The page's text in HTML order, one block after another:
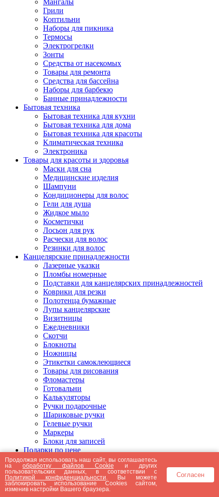
Мангалы
Грили
Коптильни
Наборы для пикника
Термосы
Электрогрелки
Зонты
Средства от насекомых
Товары для ремонта
Средства для бассейна
Наборы для барбекю
Банные принадлежности
Бытовая техника
Бытовая техника для кухни
Бытовая техника для дома
Бытовая техника для красоты
Климатическая техника
Электроника
Товары для красоты и здоровья
Маски для сна
Медицинские изделия
Шампуни
Кондиционеры для волос
Гели для душа
Жидкое мыло
Косметички
Лосьон для рук
Расчески для волос
Резинки для волос
Канцелярские принадлежности
Лазерные указки
Пломбы номерные
Подставки для канцелярских принадлежностей
Коврики для резки
Полотенца бумажные
Лупы канцелярские
Визитницы
Ежедневники
Скотчи
Блокноты
Ножницы
Этикетки самоклеющиеся
Товары для рисования
Фломастеры
Готовальни
Калькуляторы
Ручки подарочные
Шариковые ручки
Гелевые ручки
Маркеры
Блоки для записей
Подарки по цене
Подарки от 5000 рублей
Подарки до 5000 рублей
Подарки до 3000 рублей
Подарки до 2000 рублей
Подарки до 1000 рублей
Продолжая использовать наш сайт, вы соглашаетесь
наобработку файлов Cookie и других
пользовательских данных, в соответствии с
Политикой конфиденциальности . Вы можете
заблокировать использование Cookies сайтом,
изменив настройки Вашего браузера.
Согласен